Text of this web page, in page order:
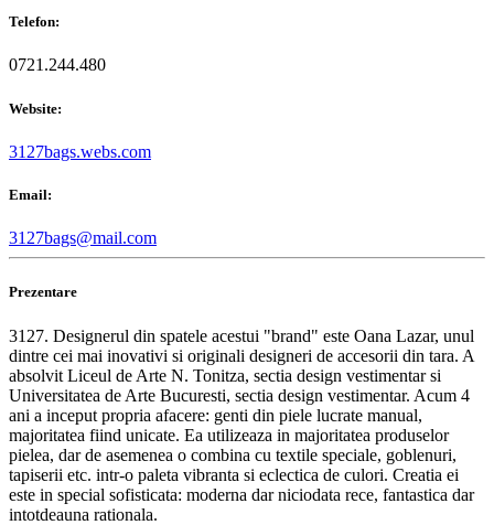
Telefon:
0721.244.480
Website:
3127bags.webs.com
Email:
3127bags@mail.com
Prezentare
3127. Designerul din spatele acestui "brand" este Oana Lazar, unul
dintre cei mai inovativi si originali designeri de accesorii din tara. A
absolvit Liceul de Arte N. Tonitza, sectia design vestimentar si
Universitatea de Arte Bucuresti, sectia design vestimentar. Acum 4
ani a inceput propria afacere: genti din piele lucrate manual,
majoritatea fiind unicate. Ea utilizeaza in majoritatea produselor
pielea, dar de asemenea o combina cu textile speciale, goblenuri,
tapiserii etc. intr-o paleta vibranta si eclectica de culori. Creatia ei
este in special sofisticata: moderna dar niciodata rece, fantastica dar
intotdeauna rationala.